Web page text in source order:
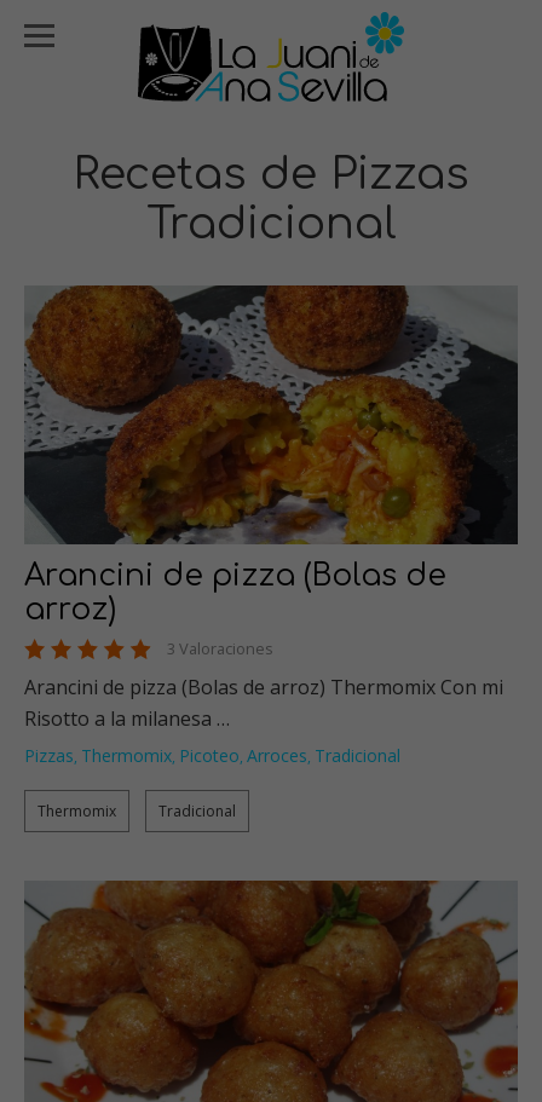
Recetas de Pizzas
Tradicional
Arancini de pizza (Bolas de
arroz)
3 Valoraciones
Arancini de pizza (Bolas de arroz) Thermomix Con mi
Risotto a la milanesa …
Pizzas, Thermomix, Picoteo, Arroces, Tradicional
Thermomix Tradicional